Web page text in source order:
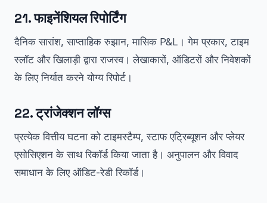
21. फाइनेंशियल रिपोर्टिंग
दैनिक सारांश, साप्ताहिक रुझान, मासिक P&L। गेम प्रकार, टाइम
स्लॉट और खिलाड़ी द्वारा राजस्व। लेखाकारों, ऑडिटरों और निवेशकों
के लिए निर्यात करने योग्य रिपोर्ट।
22. ट्रांजेक्शन लॉग्स
प्रत्येक वित्तीय घटना को टाइमस्टैम्प, स्टाफ एट्रिब्यूशन और प्लेयर
एसोसिएशन के साथ रिकॉर्ड किया जाता है। अनुपालन और विवाद
समाधान के लिए ऑडिट-रेडी रिकॉर्ड।